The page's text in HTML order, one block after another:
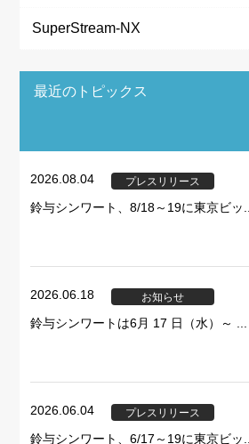
SuperStream-NX
最近のトピックス
2026.08.04 プレスリリース
鈴与シンワート、8/18～19に東京ビッ...
2026.06.18 お知らせ
鈴与シンワートは6月 17 日（水）～ ...
2026.06.04 プレスリリース
鈴与シンワート、6/17～19に東京ビッ...